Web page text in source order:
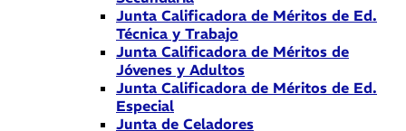
Junta Calificadora de Méritos de Ed.
Técnica y Trabajo
Junta Calificadora de Méritos de
Jóvenes y Adultos
Junta Calificadora de Méritos de Ed.
Especial
Junta de Celadores